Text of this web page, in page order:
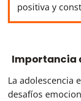
positiva y
Importancia
La adolescencia
desafíos